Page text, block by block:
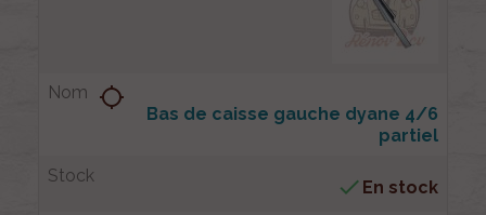
Bas de caisse gauche dyane 4/6
partiel
location_searching
 En stock